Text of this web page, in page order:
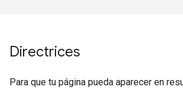
Directrices
Para que tu página pueda aparecer en